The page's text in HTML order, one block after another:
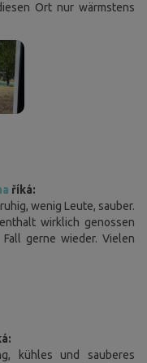
Ort nur wärmstens
říká:
wenig Leute, sauber.
wirklich genossen
gerne wieder. Vielen
kühles und sauberes